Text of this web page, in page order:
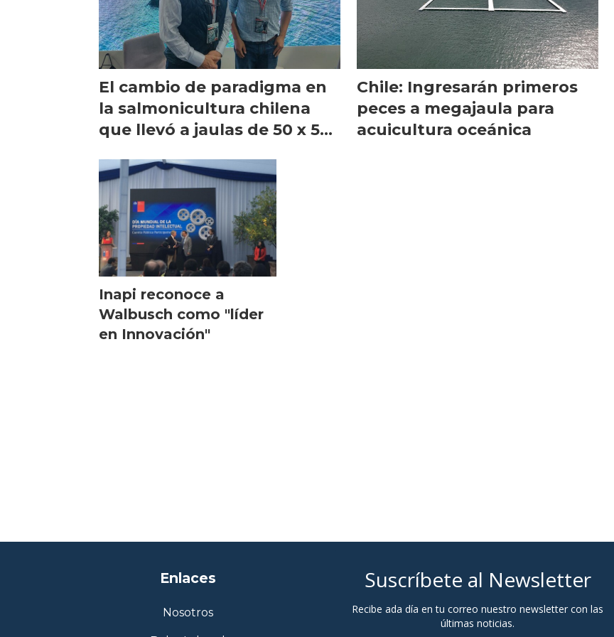
El cambio de paradigma en
la salmonicultura chilena
que llevó a jaulas de 50 x 50
Chile: Ingresarán primeros
peces a megajaula para
acuicultura oceánica
Inapi reconoce a
Walbusch como "líder
en Innovación"
Enlaces
Nosotros
Suscríbete al Newsletter
Recibe ada día en tu correo nuestro newsletter con las
últimas noticias.